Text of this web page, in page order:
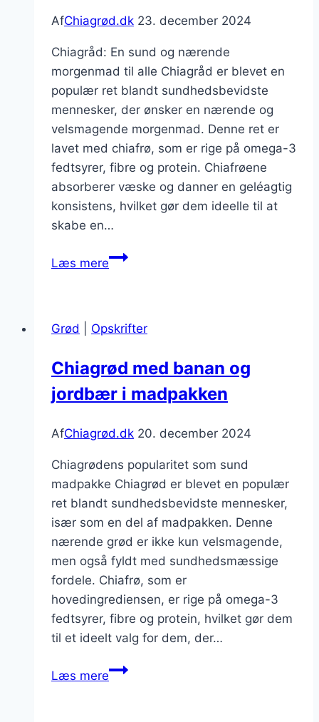
AfChiagrød.dk 23. december 2024
Chiagråd: En sund og nærende
morgenmad til alle Chiagråd er blevet en
populær ret blandt sundhedsbevidste
mennesker, der ønsker en nærende og
velsmagende morgenmad. Denne ret er
lavet med chiafrø, som er rige på omega-3
fedtsyrer, fibre og protein. Chiafrøene
absorberer væske og danner en geléagtig
konsistens, hvilket gør dem ideelle til at
skabe en…
Læs mereChiagråd
med
Grød Opskrifter
Chiagrød med banan og
jordbær i madpakken
AfChiagrød.dk 20. december 2024
Chiagrødens popularitet som sund
madpakke Chiagrød er blevet en populær
ret blandt sundhedsbevidste mennesker,
især som en del af madpakken. Denne
nærende grød er ikke kun velsmagende,
men også fyldt med sundhedsmæssige
fordele. Chiafrø, som er
hovedingrediensen, er rige på omega-3
fedtsyrer, fibre og protein, hvilket gør dem
til et ideelt valg for dem, der…
Læs mereChiagrød